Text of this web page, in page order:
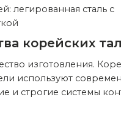
легированная сталь с
корейских
изготовления.
используют
и строгие системы